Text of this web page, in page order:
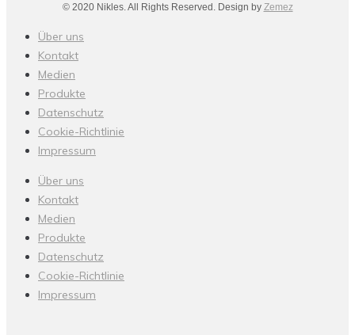
© 2020 Nikles. All Rights Reserved. Design by Zemez
Über uns
Kontakt
Medien
Produkte
Datenschutz
Cookie-Richtlinie
Impressum
Über uns
Kontakt
Medien
Produkte
Datenschutz
Cookie-Richtlinie
Impressum